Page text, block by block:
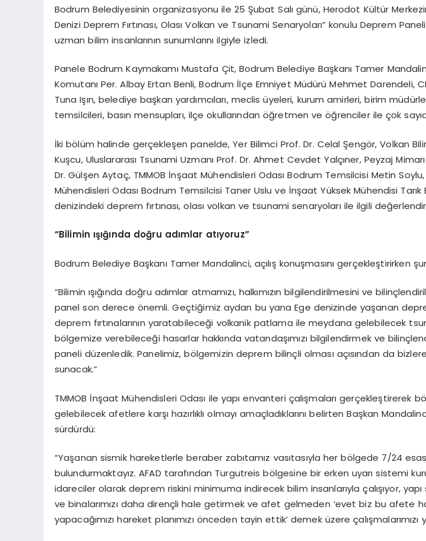
Bodrum Belediyesinin organizasyonu ile 25 Şubat Salı günü, Herodot Kültür
Denizi Deprem Fırtınası, Olası Volkan ve Tsunami Senaryoları” konulu Deprem
uzman bilim insanlarının sunumlarını ilgiyle izledi.
Panele Bodrum Kaymakamı Mustafa Çit, Bodrum Belediye Başkanı Tamer
Komutanı Per. Albay Ertan Benli, Bodrum İlçe Emniyet Müdürü Mehmet Darendeli,
Tuna Işın, belediye başkan yardımcıları, meclis üyeleri, kurum amirleri, birim
temsilcileri, basın mensupları, ilçe okullarından öğretmen ve öğrenciler ile çok
İki bölüm halinde gerçekleşen panelde, Yer Bilimci Prof. Dr. Celal Şengör, Volkan
Kuşcu, Uluslararası Tsunami Uzmanı Prof. Dr. Ahmet Cevdet Yalçıner, Peyzaj Mimarı
Dr. Gülşen Aytaç, TMMOB İnşaat Mühendisleri Odası Bodrum Temsilcisi Metin
Mühendisleri Odası Bodrum Temsilcisi Taner Uslu ve İnşaat Yüksek Mühendisi Tarık
denizindeki deprem fırtınası, olası volkan ve tsunami senaryoları ile ilgili
“Bilimin ışığında doğru adımlar atıyoruz”
Bodrum Belediye Başkanı Tamer Mandalinci, açılış konuşmasını gerçekleştirirken
“Bilimin ışığında doğru adımlar atmamızı, halkımızın bilgilendirilmesini ve
panel son derece önemli. Geçtiğimiz aydan bu yana Ege denizinde yaşanan
deprem fırtınalarının yaratabileceği volkanik patlama ile meydana gelebilecek
bölgemize verebileceği hasarlar hakkında vatandaşımızı bilgilendirmek ve
paneli düzenledik. Panelimiz, bölgemizin deprem bilinçli olması açısından da
sunacak.”
TMMOB İnşaat Mühendisleri Odası ile yapı envanteri çalışmaları gerçekleştirerek
gelebilecek afetlere karşı hazırlıklı olmayı amaçladıklarını belirten Başkan
sürdürdü:
“Yaşanan sismik hareketlerle beraber zabıtamız vasıtasıyla her bölgede 7/24
bulundurmaktayız. AFAD tarafından Turgutreis bölgesine bir erken uyarı sistemi
idareciler olarak deprem riskini minimuma indirecek bilim insanlarıyla çalışıyor, yapı
ve binalarımızı daha dirençli hale getirmek ve afet gelmeden ‘evet biz bu afete
yapacağımızı hareket planımızı önceden tayin ettik’ demek üzere çalışmalarımızı